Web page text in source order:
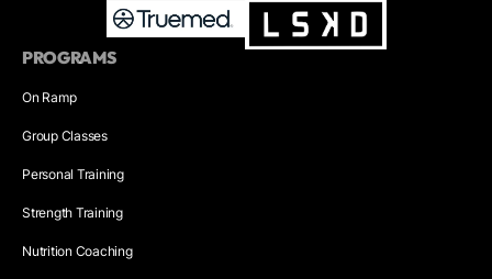
PROGRAMS
On Ramp
Group Classes
Personal Training
Strength Training
Nutrition Coaching